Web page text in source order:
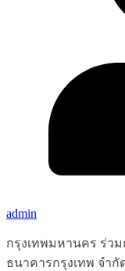
admin
กรุงเทพมหานคร ร่ว
ธนาคารกรุงเทพ จำ